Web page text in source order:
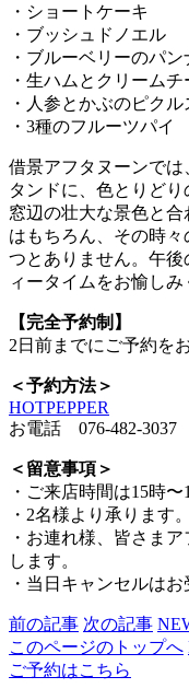
・ショートケーキ
・ブッシュドノエル
・ブルーベリーのパン
・生ハムとクリーム
・人参とかぶのピク
・3種のフルーツパイ
借景アフタヌーンで
タンドに、色とりどり
窓辺の壮大な景色と
はもちろん、その時
つとありません。午
ィータイムをお愉しみ
【完全予約制】
2日前までにご予約を
＜予約方法＞
HOTPEPPER
お電話 076-482-3037
＜留意事項＞
・ご来店時間は15時
・2名様より承ります。
・お連れ様、皆さま
します。
・当日キャンセルはお
前の記事 次の記事
このページのトップへ
ご予約はこちら